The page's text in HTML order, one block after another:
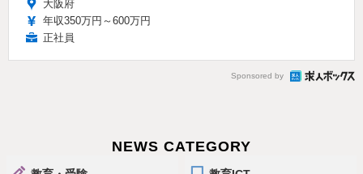
大阪府
年収350万円～600万円
正社員
Sponsored by
NEWS CATEGORY